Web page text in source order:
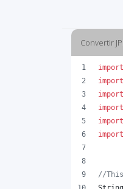
Convertir
import
import
import
import
import
import
//